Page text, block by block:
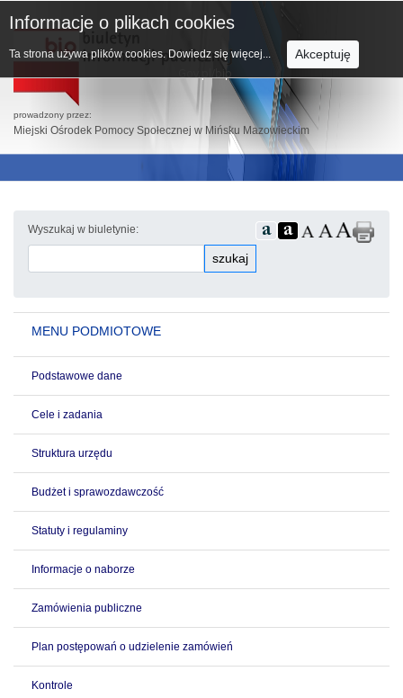
prowadzony przez:
Miejski Ośrodek Pomocy Społecznej w Mińsku Mazowieckim
Wyszukaj w biuletynie:
szukaj
MENU PODMIOTOWE
Podstawowe dane
Cele i zadania
Struktura urzędu
Budżet i sprawozdawczość
Statuty i regulaminy
Informacje o naborze
Zamówienia publiczne
Plan postępowań o udzielenie zamówień
Kontrole
Informacje o plikach cookies
Ta strona używa plików cookies. Dowiedz się więcej... Akceptuję